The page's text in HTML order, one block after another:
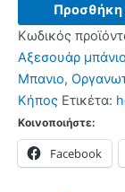
Βάση
Οδοντόβουρτσες
Diseeth
InnovaGoods
ποσότητα
Προσθήκη
Κωδικός
Αξεσουάρ
Μπανιο,
Κήπος Ετικέτα:
Κοινοποιήστε:
Facebook